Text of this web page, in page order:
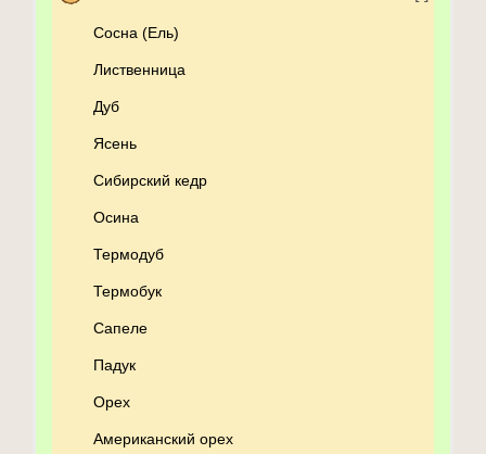
Сосна (Ель)
Лиственница
Дуб
Ясень
Сибирский кедр
Осина
Термодуб
Термобук
Сапеле
Падук
Орех
Американский орех